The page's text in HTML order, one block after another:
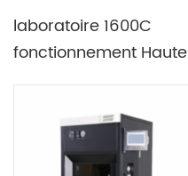
laboratoire 1600C
fonctionnement Haute
micro-ondes de type
cloche sous vide Et
Pureté atmosphère